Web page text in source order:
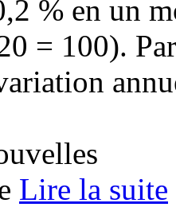
% en un
= 100).
Lire la suite